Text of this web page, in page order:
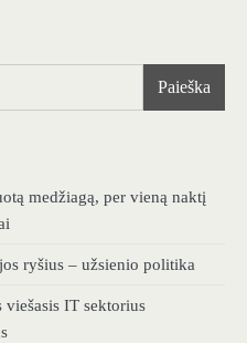
Paieška
medžiagą, per vieną naktį
ryšius – užsienio politika
IT sektorius